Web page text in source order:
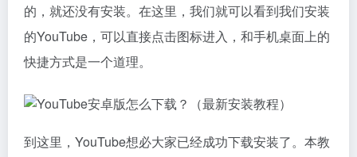
的，就还没有安装。在这里，我们就可以看到我们安装
的YouTube，可以直接点击图标进入，和手机桌面上的
快捷方式是一个道理。
到这里，YouTube想必大家已经成功下载安装了。本教